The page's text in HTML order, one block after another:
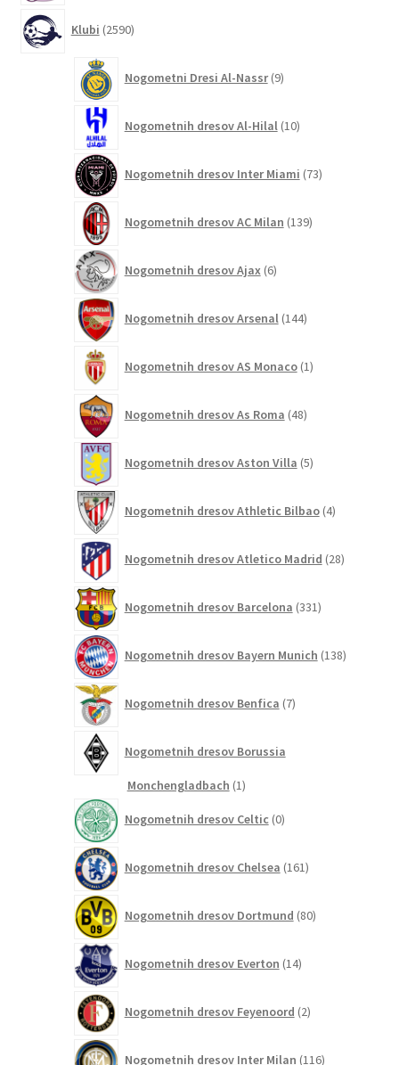
Klubi 2590izdelkov
Nogometni Dresi Al-Nassr 9izdelkov
Nogometnih dresov Al-Hilal 10izdelkov
Nogometnih dresov Inter Miami 73izdelkov
Nogometnih dresov AC Milan 139izdelkov
Nogometnih dresov Ajax 6izdelkov
Nogometnih dresov Arsenal 144izdelkov
Nogometnih dresov AS Monaco 1izdelek
Nogometnih dresov As Roma 48izdelkov
Nogometnih dresov Aston Villa 5izdelkov
Nogometnih dresov Athletic Bilbao 4izdelki
Nogometnih dresov Atletico Madrid 28izdelkov
Nogometnih dresov Barcelona 331izdelkov
Nogometnih dresov Bayern Munich 138izdelkov
Nogometnih dresov Benfica 7izdelkov
Nogometnih dresov Borussia
Monchengladbach 11
Nogometnih dresov Celtic 0izdelkov
Nogometnih dresov Chelsea 161izdelkov
Nogometnih dresov Dortmund 80izdelkov
Nogometnih dresov Everton 14izdelkov
Nogometnih dresov Feyenoord 2izdelka
Nogometnih dresov Inter Milan 116